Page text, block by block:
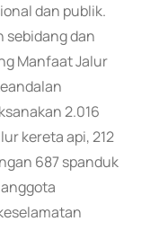
dan publik.
sebidang dan
Manfaat Jalur
2.016
kereta api, 212
687 spanduk